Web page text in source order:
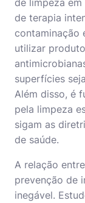
de terapia
contaminação
utilizar
superfícies
Além disso, é
pela limpeza
sigam as
de saúde.
A relação
prevenção de
inegável.